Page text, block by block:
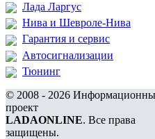
Лада Ларгус
Нива и Шевроле-Нива
Гарантия и сервис
Автосигнализации
Тюнинг
© 2008 - 2026
проект
LADAONLINE. Все права
защищены.